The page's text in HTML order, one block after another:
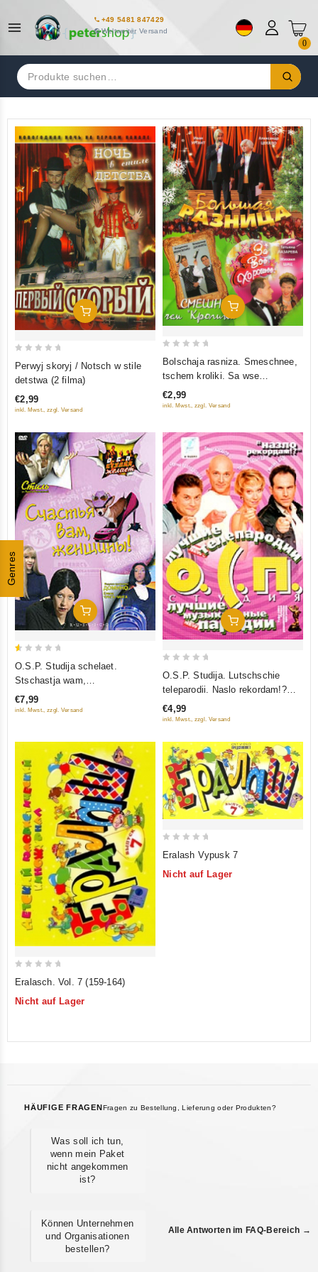
+49 5481 847429
Weltweiter Versand
0
Suchen
nach:
Genres
In Den Warenkorb
5
Perwyj skoryj / Notsch w stile
detstwa (2 filma)
€2,99
inkl. Mwst., zzgl. Versand
In Den Warenkorb
5
Bolschaja rasniza. Smeschnee,
tschem kroliki. Sa wse
choroschee! (3 w 1)
€2,99
inkl. Mwst., zzgl. Versand
In Den Warenkorb
5
O.S.P. Studija schelaet.
Stschastja wam,
schenschtschiny! (RUSCICO)
€7,99
inkl. Mwst., zzgl. Versand
In Den Warenkorb
5
O.S.P. Studija. Lutschschie
teleparodii. Naslo rekordam!?
Lutschschie musykalnye parodii
€4,99
inkl. Mwst., zzgl. Versand
of
Eralasch. Vol. 7 (159-164)
Nicht auf Lager
of
Eralash Vypusk 7
Nicht auf Lager
HÄUFIGE FRAGENFragen zu Bestellung, Lieferung oder Produkten?
Was soll ich tun,
wenn mein Paket
nicht angekommen
ist?
Können Unternehmen
und Organisationen
bestellen?
Alle Antworten im FAQ-Bereich →